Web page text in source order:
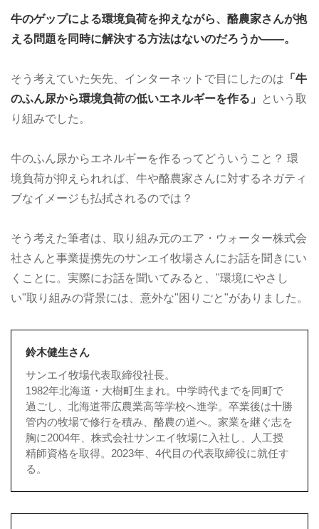
牛のゲップによる環境負荷を抑えながら、酪農家さんが抱
える問題を同時に解決する方法はないのだろうか――。
そう考えていた矢先、インターネットで目にしたのは 「牛
のふん尿から環境負荷の低いエネルギーを作る」
という取
り組みでした。
牛のふん尿からエネルギーを作るってどういうこと？ 環
境負荷が抑えられれば、牛や酪農家さんに対するネガティ
ブなイメージも払拭されるのでは？
そう考えた筆者は、取り組み元のエア・ウォーター株式会
社さんと事業提携先のサンエイ牧場さんにお話を聞きにい
くことに。実際にお話を聞いてみると、"環境にやさし
い"取り組みの背景には、意外な"困りごと"がありました。
鈴木健生さん
サンエイ牧場代表取締役社長。
1982年北海道・大樹町生まれ。中学時代までを同町で
過ごし、北海道帯広農業高等学校へ進学。卒業後は十勝
管内の牧場で修行を積み、酪農の道へ。家業を継ぐ志を
胸に2004年、株式会社サンエイ牧場に入社し、人工授
精師資格を取得。2023年、4代目の代表取締役に就任す
る。